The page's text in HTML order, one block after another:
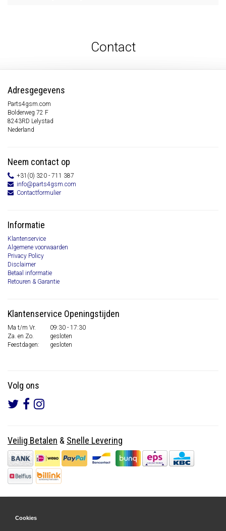
Contact
Adresgegevens
Parts4gsm.com
Bolderweg 72 F
8243RD Lelystad
Nederland
Neem contact op
+31(0) 320 - 711 387
info@parts4gsm.com
Contactformulier
Informatie
Klantenservice
Algemene voorwaarden
Privacy Policy
Disclaimer
Betaal informatie
Retouren & Garantie
Klantenservice Openingstijden
Ma t/m Vr.
09:30 - 17:30
Za. en Zo.
gesloten
Feestdagen:
gesloten
Volg ons
Veilig Betalen & Snelle Levering
Cookies